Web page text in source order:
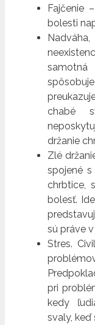
Fajčenie
bolesti
chabé
držanie
Zlé
spojené s
chrbtice,
bolesť.
sú práve
Stres.
pri
kedy
svaly, keď